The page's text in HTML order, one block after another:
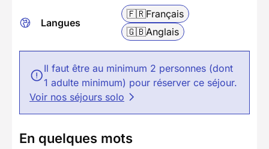
Langues
🇫🇷Français
🇬🇧Anglais
Il faut être au minimum 2 personnes (dont
1 adulte minimum) pour réserver ce séjour.
Voir nos séjours solo
En quelques mots